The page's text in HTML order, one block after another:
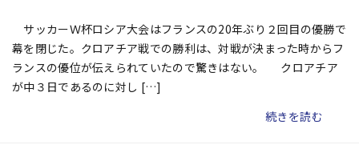
サッカーＷ杯ロシア大会はフランスの20年ぶり２回目の優勝で
幕を閉じた。クロアチア戦での勝利は、対戦が決まった時からフ
ランスの優位が伝えられていたので驚きはない。 クロアチア
が中３日であるのに対し […]
続きを読む